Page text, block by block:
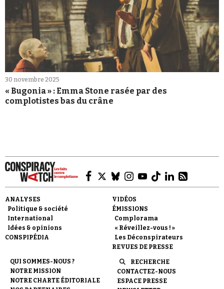
30 novembre 2025
« Bugonia » : Emma Stone rasée par des
complotistes bas du crâne
ANALYSES
Politique & société
International
Idées & opinions
CONSPIPÉDIA
VIDÉOS
ÉMISSIONS
Complorama
« Réveillez-vous ! »
Les Déconspirateurs
REVUES DE PRESSE
QUI SOMMES-NOUS ?
NOTRE MISSION
NOTRE CHARTE ÉDITORIALE
RECHERCHE
CONTACTEZ-NOUS
ESPACE PRESSE